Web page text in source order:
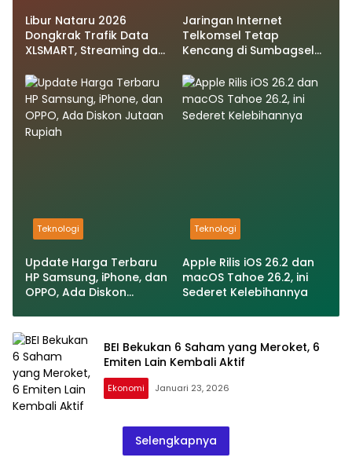
Libur Nataru 2026
Dongkrak Trafik Data
XLSMART, Streaming dan
Jaringan Internet
Telkomsel Tetap
Kencang di Sumbagsel
2025
Teknologi
Update Harga Terbaru
HP Samsung, iPhone, dan
OPPO, Ada Diskon
Teknologi
Apple Rilis iOS 26.2 dan
macOS Tahoe 26.2, ini
Sederet Kelebihannya
BEI Bekukan 6 Saham yang Meroket, 6
Emiten Lain Kembali Aktif
Ekonomi Januari 23, 2026
Selengkapnya